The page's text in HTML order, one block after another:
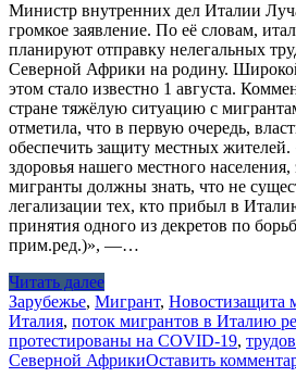
Министр внутренних дел Италии
громкое заявление. По её словам,
планируют отправку нелегальных
Северной Африки на родину.
этом стало известно 1 августа.
стране тяжёлую ситуацию с
отметила, что в первую очередь,
обеспечить защиту местных
здоровья нашего местного
мигранты должны знать, что не
легализации тех, кто прибыл в
принятия одного из декретов по
прим.ред.)», —…
Читать далее
Зарубежье, Мигрант, Новостизащита
Италия, поток мигрантов в Италию
протестированы на COVID-19,
Северной АфрикиОставить